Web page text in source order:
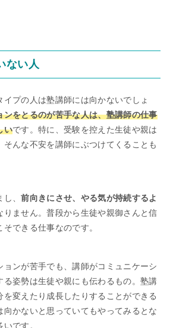
ない人
プの人は塾講師には向かないでしょ
ンをとるのが苦手な人は、塾講師の仕事
いです。特に、受験を控えた生徒や親は
んな不安を講師にぶつけてくることも
し、前向きにさせ、やる気が持続するよ
りません。普段から生徒や親御さんと信
できる仕事なのです。
ョンが苦手でも、講師がコミュニケーシ
る姿勢は生徒や親にも伝わるもの。塾講
を変えたり成長したりすることができる
向かないと思っていてもやってみるとな
です。